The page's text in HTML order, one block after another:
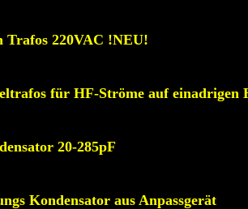
Trafos 220VAC !NEU!
für HF-Ströme auf einadrigen
20-285pF
Kondensator aus Anpassgerät